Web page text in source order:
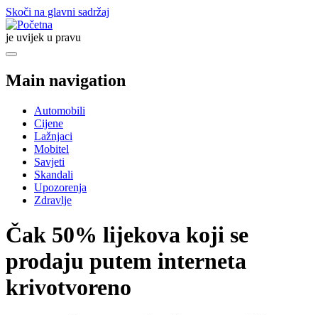
Skoči na glavni sadržaj
je uvijek u pravu
Main navigation
Automobili
Cijene
Lažnjaci
Mobitel
Savjeti
Skandali
Upozorenja
Zdravlje
Čak 50% lijekova koji se
prodaju putem interneta
krivotvoreno